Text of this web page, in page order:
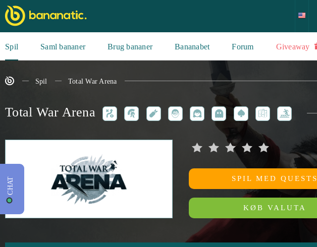
Spil Saml bananer Brug bananer Bananabet Forum Giveaway
Spil Total War Arena
Total War Arena
SPIL MED QUESTS
KØB VALUTA
CHAT